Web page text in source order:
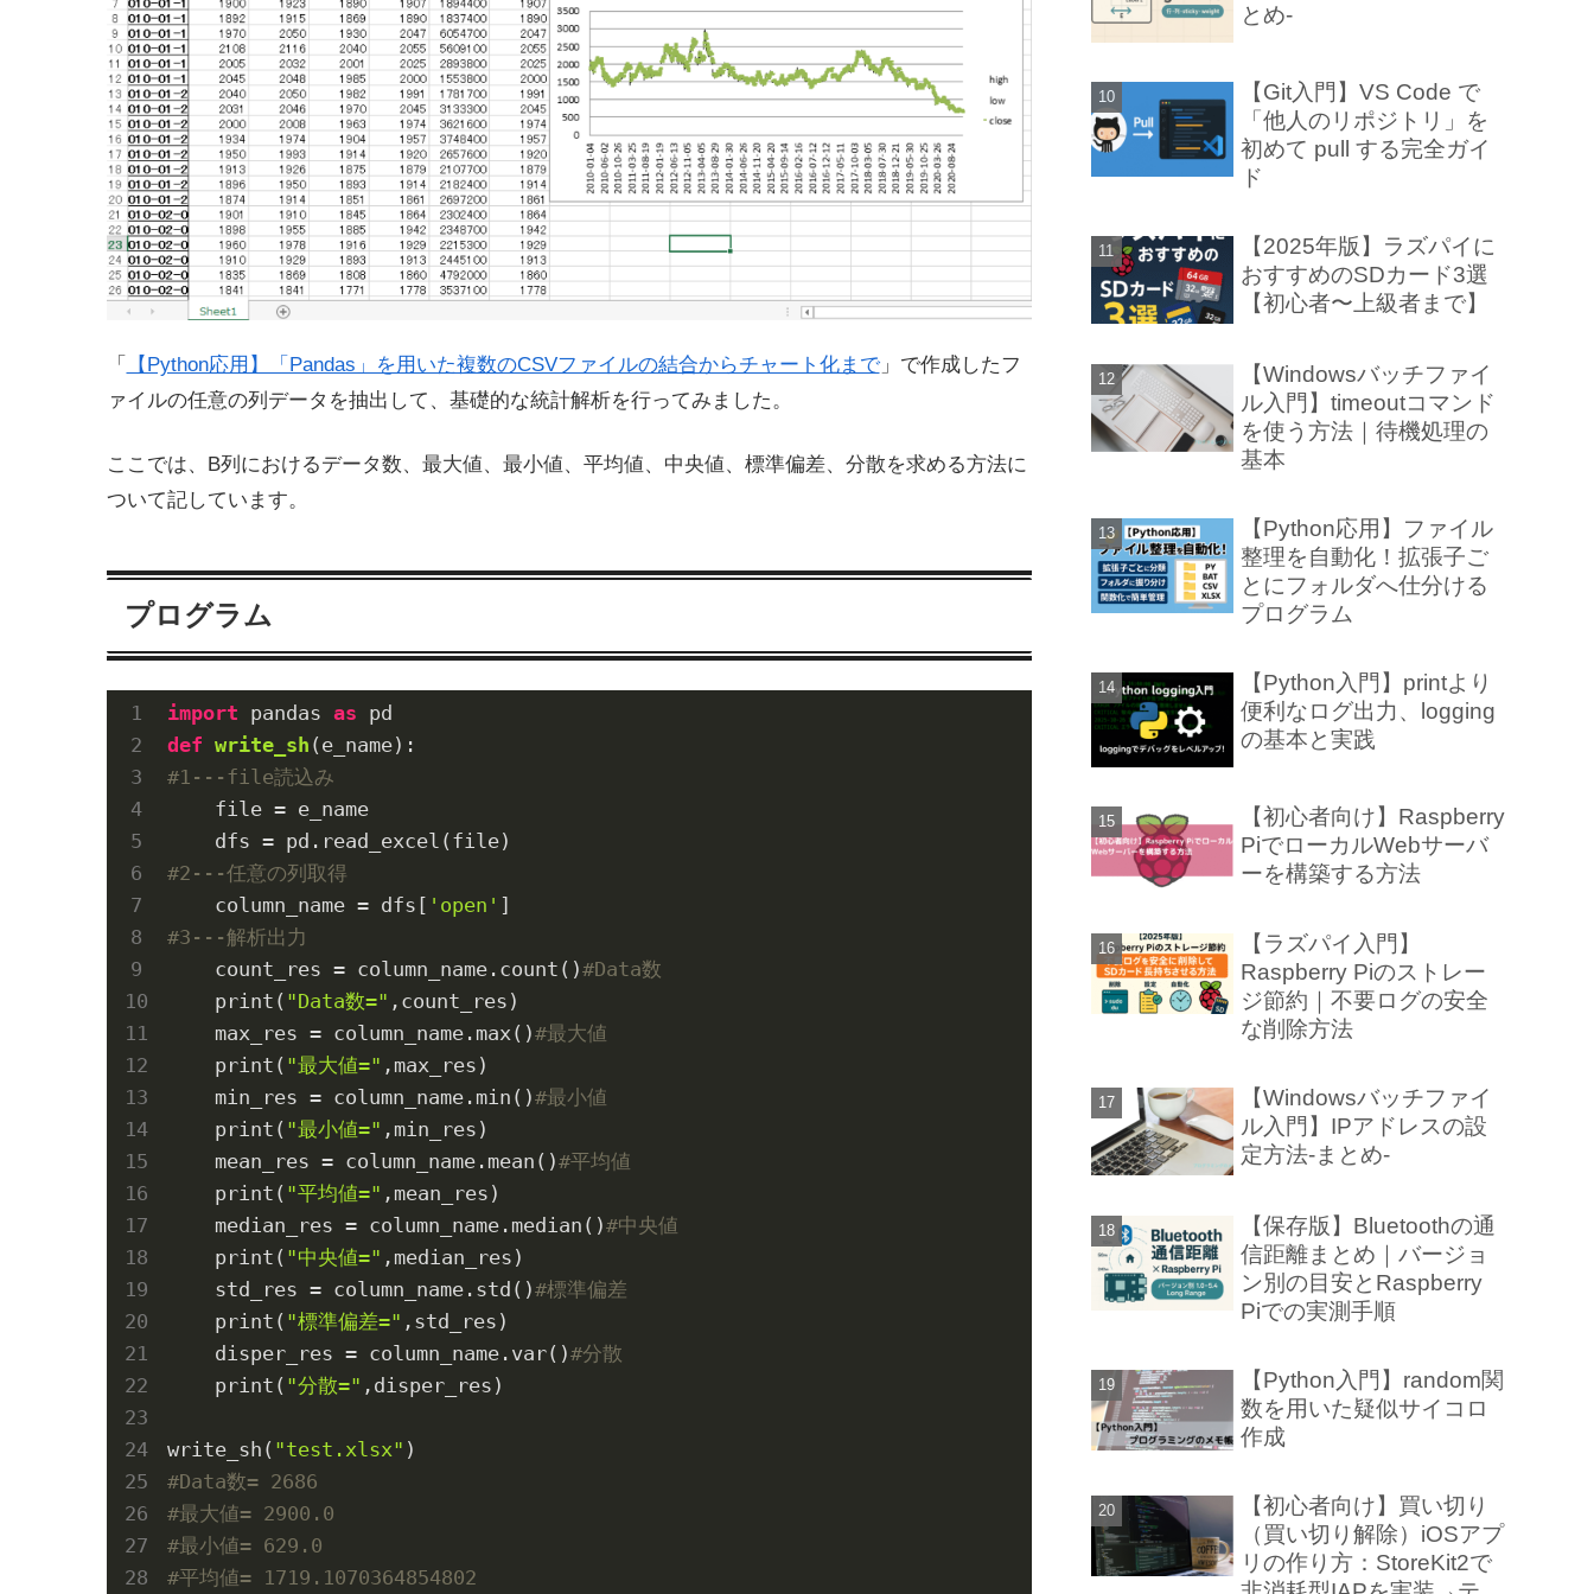
「 【Python応用】「Pandas」を用いた複数のCSVファイルの結合からチャート化まで」で作成したフ
ァイルの任意の列データを抽出して、基礎的な統計解析を行ってみました。
ここでは、B列におけるデータ数、最大値、最小値、平均値、中央値、標準偏差、分散を求める方法に
ついて記しています。
プログラム
import pandas as
def write_sh (e_name) :
#1---file読込み
    file = e_name
#2---任意の列取得
    column_name = dfs[
'open'
#3---解析出力
    count_res = column_name.count()
#Data数
    print(
"Data数=" ,count_res)
    max_res = column_name.max()
#最大値
    print(
"最大値=" ,max_res)
    min_res = column_name.min()
#最小値
    print(
"最小値=" ,min_res)
    mean_res = column_name.mean()
#平均値
    print(
"平均値=" ,mean_res)
    median_res = column_name.median()
#中央値
    print(
"中央値=" ,median_res)
    std_res = column_name.std()
#標準偏差
    print(
"標準偏差=" ,std_res)
    disper_res = column_name.var()
#分散
    print(
"分散=" ,disper_res)
write_sh( "test.xlsx"
#Data数= 2686
#最大値= 2900.0
#最小値= 629.0
#平均値= 1719.1070364854802
とめ-
【Git入門】VS Code で
「他人のリポジトリ」を
初めて pull する完全ガイ
ド
【2025年版】ラズパイに
おすすめのSDカード3選
【初心者〜上級者まで】
【Windowsバッチファイ
ル入門】timeoutコマンド
を使う方法｜待機処理の
基本
【Python応用】ファイル
整理を自動化！拡張子ご
とにフォルダへ仕分ける
プログラム
【Python入門】printより
便利なログ出力、logging
の基本と実践
【初心者向け】Raspberry
PiでローカルWebサーバ
ーを構築する方法
【ラズパイ入門】
Raspberry Piのストレー
ジ節約｜不要ログの安全
な削除方法
【Windowsバッチファイ
ル入門】IPアドレスの設
定方法-まとめ-
【保存版】Bluetoothの通
信距離まとめ｜バージョ
ン別の目安とRaspberry
Piでの実測手順
【Python入門】random関
数を用いた疑似サイコロ
作成
【初心者向け】買い切り
（買い切り解除）iOSアプ
リの作り方：StoreKit2で